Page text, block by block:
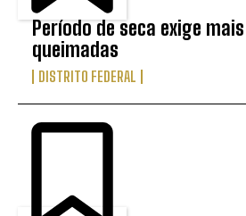
Período de seca exige
queimadas
DISTRITO FEDERAL